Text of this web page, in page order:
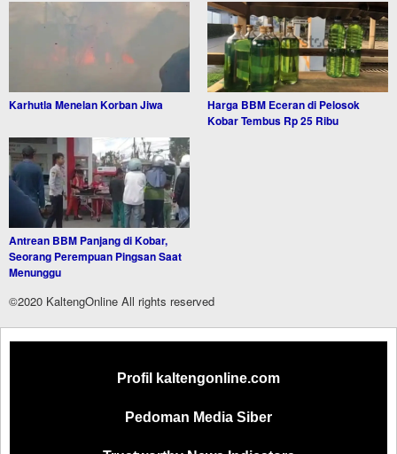
Karhutla Menelan Korban Jiwa
Harga BBM Eceran di Pelosok
Kobar Tembus Rp 25 Ribu
Antrean BBM Panjang di Kobar,
Seorang Perempuan Pingsan Saat
Menunggu
©2020 KaltengOnline All rights reserved
Profil kaltengonline.com
Pedoman Media Siber